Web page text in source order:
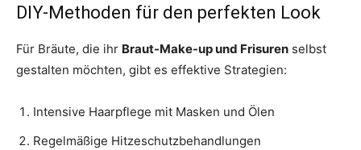
DIY-Methoden für den perfekten Look
Für Bräute, die ihr Braut-Make-up und Frisuren selbst
gestalten möchten, gibt es effektive Strategien:
Intensive Haarpflege mit Masken und Ölen
Regelmäßige Hitzeschutzbehandlungen